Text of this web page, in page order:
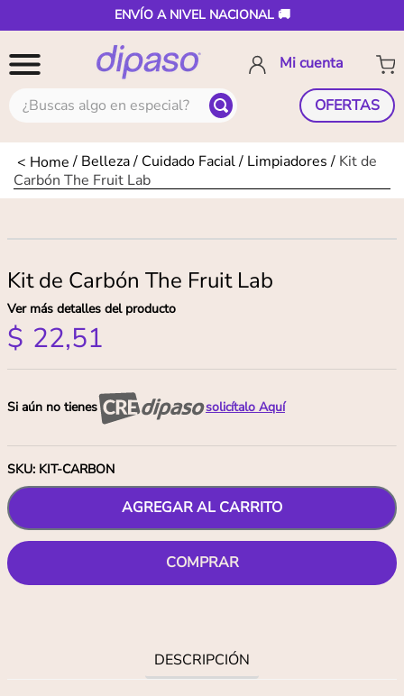
ENVÍO A NIVEL NACIONAL 🚚
¿Buscas algo en especial? OFERTAS
Belleza Cuidado Facial Limpiadores
Kit de
Carbón The Fruit Lab
Kit de Carbón The Fruit Lab
Ver más detalles del producto
$ 22,51
Si aún no tienes solicítalo Aquí
SKU: KIT-CARBON
AGREGAR AL CARRITO
COMPRAR
DESCRIPCIÓN